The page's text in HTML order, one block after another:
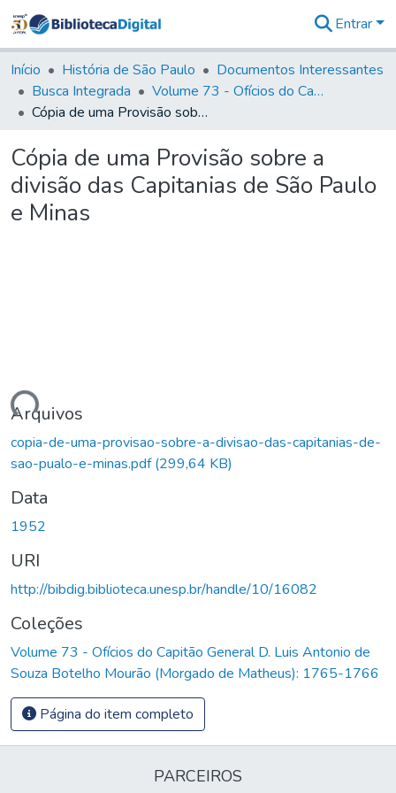
&
Coleções
Tudo na
Biblioteca
Estatísticas
Entrar
Início História de São Paulo
Documentos Interessantes
Busca Integrada
Volume 73 - Ofícios do Capitão General D. Luis Antonio de Souza Botelho Mourão (Morgado de Matheus): 1765-1766
Cópia de uma Provisão sobre a divisão das Capitanias de São Paulo e Minas
Cópia de uma Provisão sobre a
divisão das Capitanias de São Paulo
e Minas
Arquivos
copia-de-uma-provisao-sobre-a-divisao-das-capitanias-de-
sao-pualo-e-minas.pdf(299,64 KB)
Data
1952
URI
http://bibdig.biblioteca.unesp.br/handle/10/16082
Coleções
Volume 73 - Ofícios do Capitão General D. Luis Antonio de
Souza Botelho Mourão (Morgado de Matheus): 1765-1766
Página do item completo
PARCEIROS